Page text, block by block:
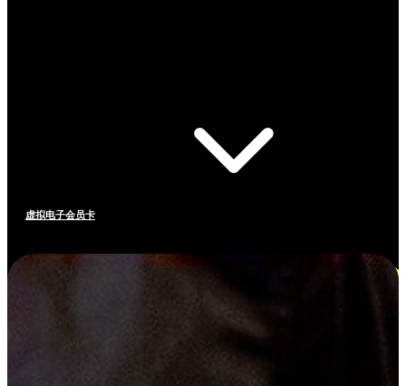
虚拟电子会员卡